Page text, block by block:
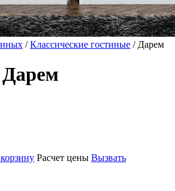
/Классические гостиные / Дарем
Дарем
Расчет цены Вызвать